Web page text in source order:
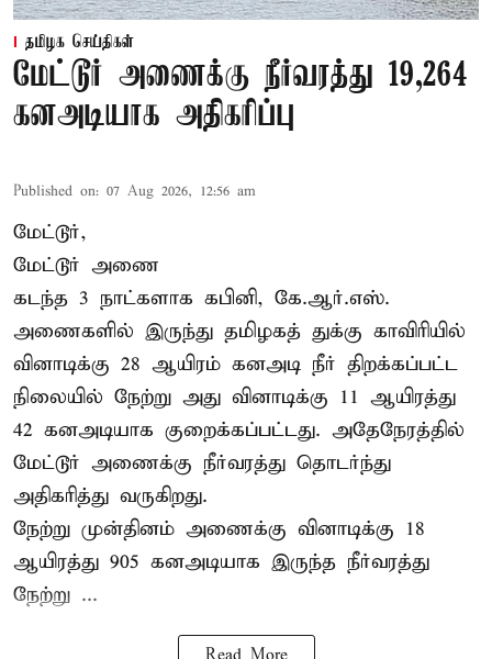
தமிழக செய்திகள்
மேட்டூர் அணைக்கு நீர்வரத்து 19,264
கனஅடியாக அதிகரிப்பு
Published on: 07 Aug 2026, 12:56 am
மேட்டூர்,
மேட்டூர் அணை
கடந்த 3 நாட்களாக கபினி, கே.ஆர்.எஸ்.
அணைகளில் இருந்து தமிழகத் துக்கு காவிரியில்
வினாடிக்கு 28 ஆயிரம் கனஅடி நீர் திறக்கப்பட்ட
நிலையில் நேற்று அது வினாடிக்கு 11 ஆயிரத்து
42 கனஅடியாக குறைக்கப்பட்டது. அதேநேரத்தில்
மேட்டூர் அணைக்கு நீர்வரத்து தொடர்ந்து
அதிகரித்து வருகிறது.
நேற்று முன்தினம் அணைக்கு வினாடிக்கு 18
ஆயிரத்து 905 கனஅடியாக இருந்த நீர்வரத்து
நேற்று ...